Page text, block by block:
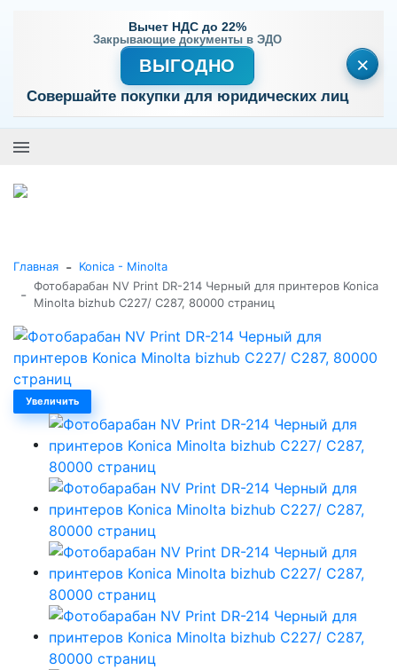
Вычет НДС до 22%
Закрывающие документы в ЭДО
ВЫГОДНО
Совершайте покупки для юридических лиц
×
Главная - Konica - Minolta
- Фотобарабан NV Print DR-214 Черный для принтеров Konica
Minolta bizhub C227/ C287, 80000 страниц
Увеличить